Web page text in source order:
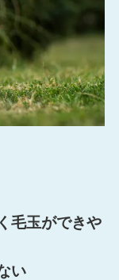
毛玉ができや
い